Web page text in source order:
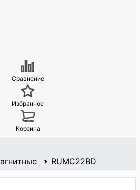
Сравнение
Избранное
Корзина
RUMC22BD